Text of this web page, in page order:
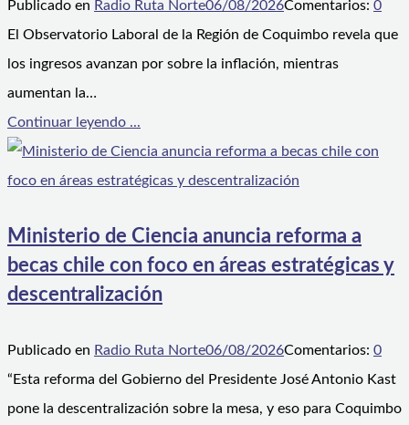
Publicado en Radio Ruta Norte06/08/2026Comentarios: 0
El Observatorio Laboral de la Región de Coquimbo revela que
los ingresos avanzan por sobre la inflación, mientras
aumentan la…
Continuar leyendo ...
Ministerio de Ciencia anuncia reforma a
becas chile con foco en áreas estratégicas y
descentralización
Publicado en Radio Ruta Norte06/08/2026Comentarios: 0
“Esta reforma del Gobierno del Presidente José Antonio Kast
pone la descentralización sobre la mesa, y eso para Coquimbo